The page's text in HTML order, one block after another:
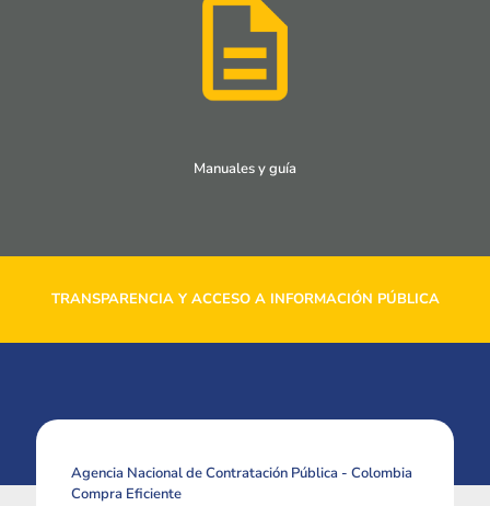
Manuales y guía
TRANSPARENCIA Y ACCESO A INFORMACIÓN PÚBLICA
Agencia Nacional de Contratación Pública - Colombia
Compra Eficiente